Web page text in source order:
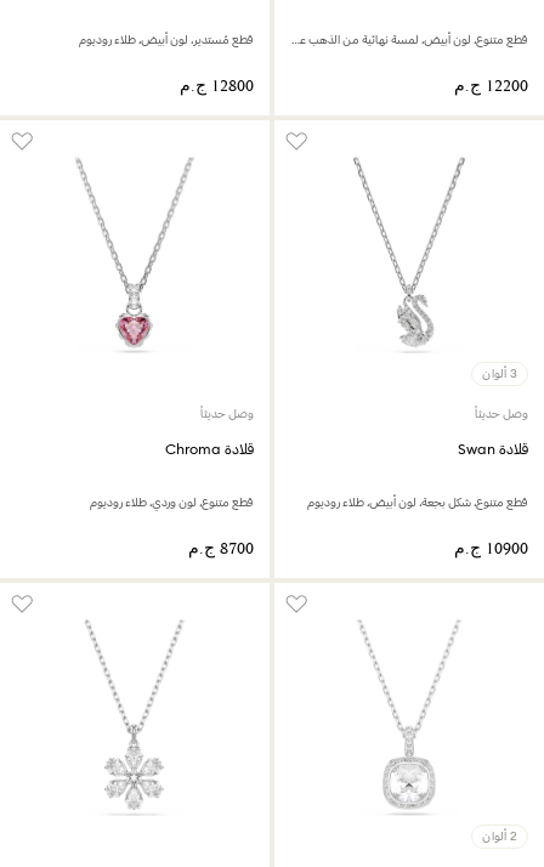
قطع متنوع، لون أبيض، لمسة نهائية من الذهب عيار 18 قيراط قطع مُستدير، لون أبيض، طلاء روديوم
3 ألوان
وصل حديثاً
قلادة Swan
قطع متنوع، شكل بجعة، لون أبيض، طلاء روديوم
وصل حديثاً
قلادة Chroma
قطع متنوع، لون وردي، طلاء روديوم
2 ألوان